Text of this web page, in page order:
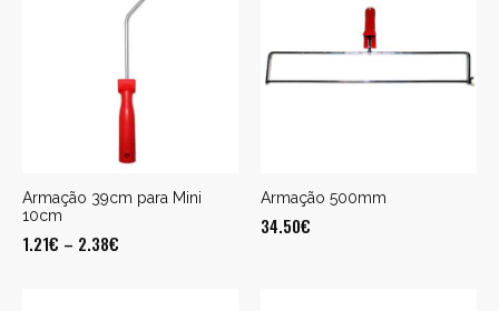
Armação 39cm para Mini
10cm
1.21€ – 2.38€
Armação 500mm
34.50€